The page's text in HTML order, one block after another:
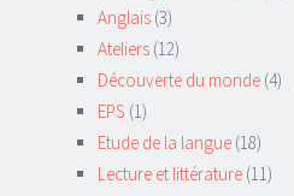
Anglais (3)
Ateliers (12)
Découverte du monde (4)
EPS (1)
Etude de la langue (18)
Lecture et littérature (11)